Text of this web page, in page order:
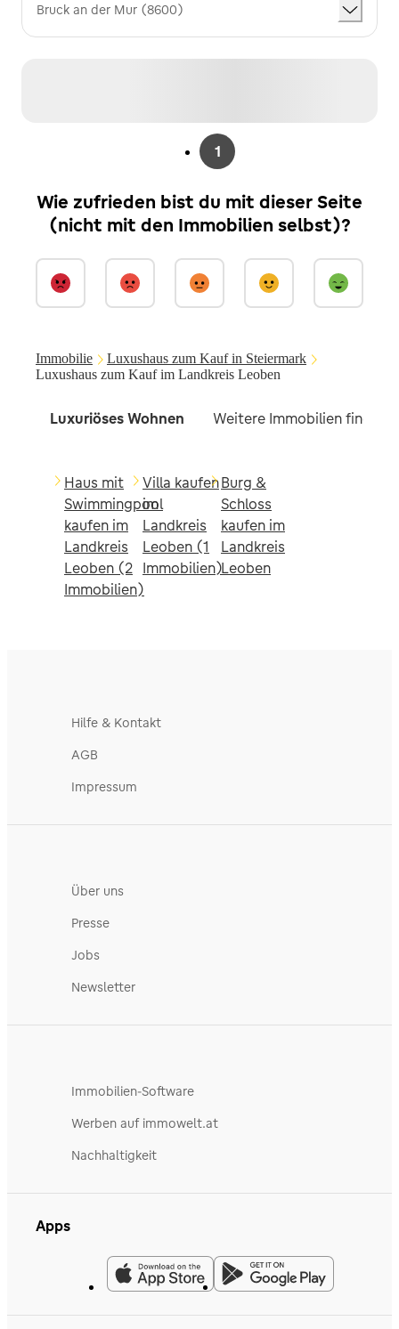
Bruck an der Mur (8600)
1
Wie zufrieden bist du mit dieser Seite
(nicht mit den Immobilien selbst)?
Immobilie
Luxushaus zum Kauf in Steiermark
Luxushaus zum Kauf im Landkreis Leoben
Luxuriöses Wohnen Weitere Immobilien findest
Haus mit
Swimmingpool
kaufen im
Landkreis
Leoben (2
Immobilien)
Villa kaufen
im
Landkreis
Leoben (1
Immobilien)
Burg &
Schloss
kaufen im
Landkreis
Leoben
Hilfe & Kontakt
AGB
Impressum
Über uns
Presse
Jobs
Newsletter
Immobilien-Software
Werben auf immowelt.at
Nachhaltigkeit
Apps